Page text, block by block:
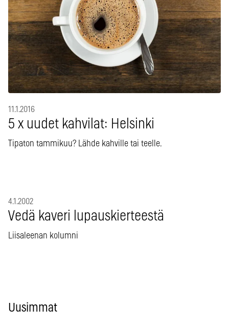
11.1.2016
5 x uudet kahvilat: Helsinki
Tipaton tammikuu? Lähde kahville tai teelle.
4.1.2002
Vedä kaveri lupauskierteestä
Liisaleenan kolumni
Uusimmat